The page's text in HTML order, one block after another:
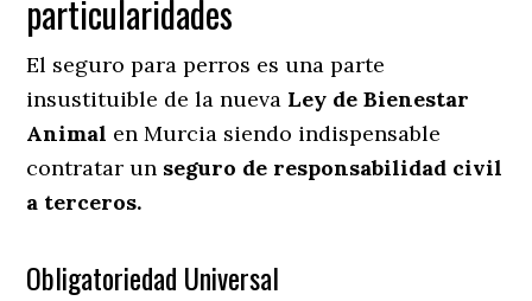
particularidades
El seguro para perros es una parte
insustituible de la nueva Ley de Bienestar
Animal en Murcia siendo indispensable
contratar un seguro de responsabilidad civil
a terceros.
Obligatoriedad Universal